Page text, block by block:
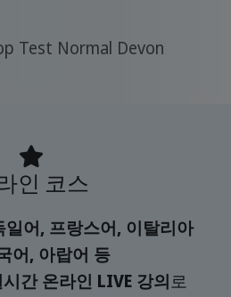
Test Normal Devon
인 코스
어, 프랑스어, 이탈리아
어, 아랍어 등
간 온라인 LIVE 강의로